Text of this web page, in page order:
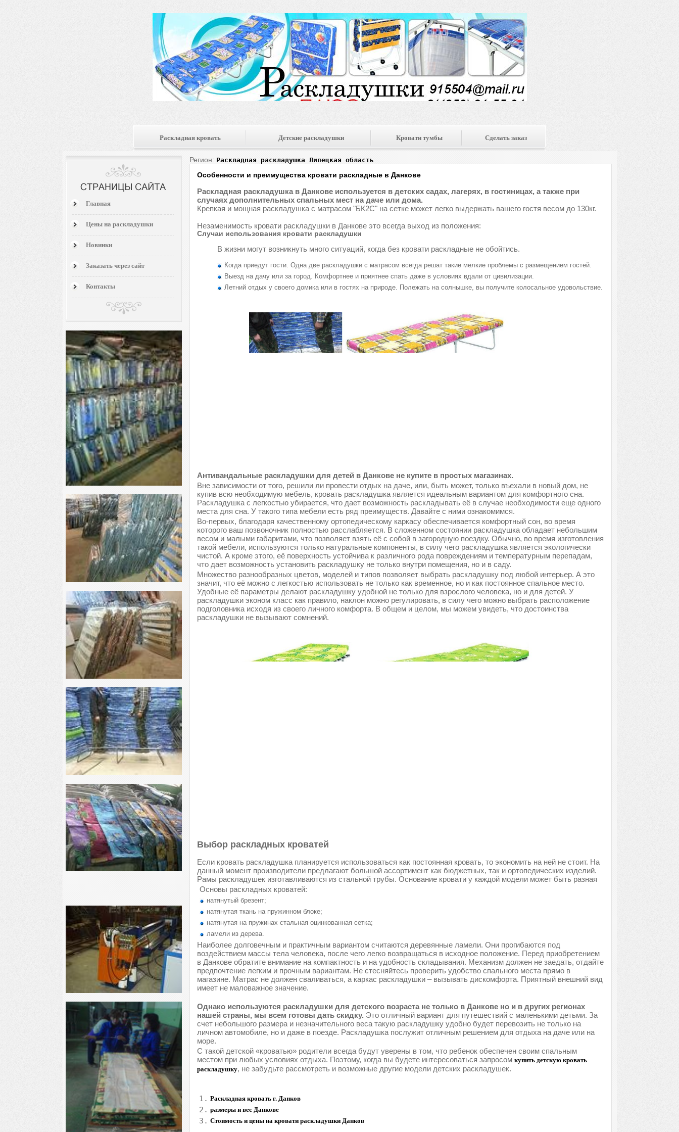
Раскладная кровать Детские раскладушки Кровати тумбы Сделать заказ
Главная
Цены на раскладушки
Новинки
Заказать через сайт
Контакты
Регион: Раскладная раскладушка Липецкая область
Особенности и преимущества кровати раскладные в Данкове
Раскладная раскладушка в Данкове используется в детских садах, лагерях, в гостиницах, а также при
случаях дополнительных спальных мест на даче или дома.
Крепкая и мощная раскладушка с матрасом "БК2С" на сетке может легко выдержать вашего гостя весом до 130кг.
Незаменимость кровати раскладушки в Данкове это всегда выход из положения:
Случаи использования кровати раскладушки
В жизни могут возникнуть много ситуаций, когда без кровати раскладные не обойтись.
Когда приедут гости. Одна две раскладушки с матрасом всегда решат такие мелкие проблемы с размещением гостей.
Выезд на дачу или за город. Комфортнее и приятнее спать даже в условиях вдали от цивилизации.
Летний отдых у своего домика или в гостях на природе. Полежать на солнышке, вы получите колосальное удовольствие.
Антивандальные раскладушки для детей в Данкове не купите в простых магазинах.
Вне зависимости от того, решили ли провести отдых на даче, или, быть может, только въехали в новый дом, не
купив всю необходимую мебель, кровать раскладушка является идеальным вариантом для комфортного сна.
Раскладушка с легкостью убирается, что дает возможность раскладывать её в случае необходимости еще одного
места для сна. У такого типа мебели есть ряд преимуществ. Давайте с ними ознакомимся.
Во-первых, благодаря качественному ортопедическому каркасу обеспечивается комфортный сон, во время
которого ваш позвоночник полностью расслабляется. В сложенном состоянии раскладушка обладает небольшим
весом и малыми габаритами, что позволяет взять её с собой в загородную поездку. Обычно, во время изготовления
такой мебели, используются только натуральные компоненты, в силу чего раскладушка является экологически
чистой. А кроме этого, её поверхность устойчива к различного рода повреждениям и температурным перепадам,
что дает возможность установить раскладушку не только внутри помещения, но и в саду.
Множество разнообразных цветов, моделей и типов позволяет выбрать раскладушку под любой интерьер. А это
значит, что её можно с легкостью использовать не только как временное, но и как постоянное спальное место.
Удобные её параметры делают раскладушку удобной не только для взрослого человека, но и для детей. У
раскладушки эконом класс как правило, наклон можно регулировать, в силу чего можно выбрать расположение
подголовника исходя из своего личного комфорта. В общем и целом, мы можем увидеть, что достоинства
раскладушки не вызывают сомнений.
Выбор раскладных кроватей
Если кровать раскладушка планируется использоваться как постоянная кровать, то экономить на ней не стоит. На
данный момент производители предлагают большой ассортимент как бюджетных, так и ортопедических изделий.
Рамы раскладушек изготавливаются из стальной трубы. Основание кровати у каждой модели может быть разная
Основы раскладных кроватей:
натянутый брезент;
натянутая ткань на пружинном блоке;
натянутая на пружинах стальная оцинкованная сетка;
ламели из дерева.
Наиболее долговечным и практичным вариантом считаются деревянные ламели. Они прогибаются под
воздействием массы тела человека, после чего легко возвращаться в исходное положение. Перед приобретением
в Данкове обратите внимание на компактность и на удобность складывания. Механизм должен не заедать, отдайте
предпочтение легким и прочным вариантам. Не стесняйтесь проверить удобство спального места прямо в
магазине. Матрас не должен сваливаться, а каркас раскладушки – вызывать дискомфорта. Приятный внешний вид
имеет не маловажное значение.
Однако используются раскладушки для детского возраста не только в Данкове но и в других регионах
нашей страны, мы всем готовы дать скидку. Это отличный вариант для путешествий с маленькими детьми. За
счет небольшого размера и незначительного веса такую раскладушку удобно будет перевозить не только на
личном автомобиле, но и даже в поезде. Раскладушка послужит отличным решением для отдыха на даче или на
море.
С такой детской «кроватью» родители всегда будут уверены в том, что ребенок обеспечен своим спальным
местом при любых условиях отдыха. Поэтому, когда вы будете интересоваться запросом купить детскую кровать
раскладушку, не забудьте рассмотреть и возможные другие модели детских раскладушек.
1. Раскладная кровать г. Данков
2. размеры и вес Данкове
3. Стоимость и цены на кровати раскладушки Данков